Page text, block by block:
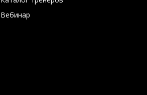
Вебинар